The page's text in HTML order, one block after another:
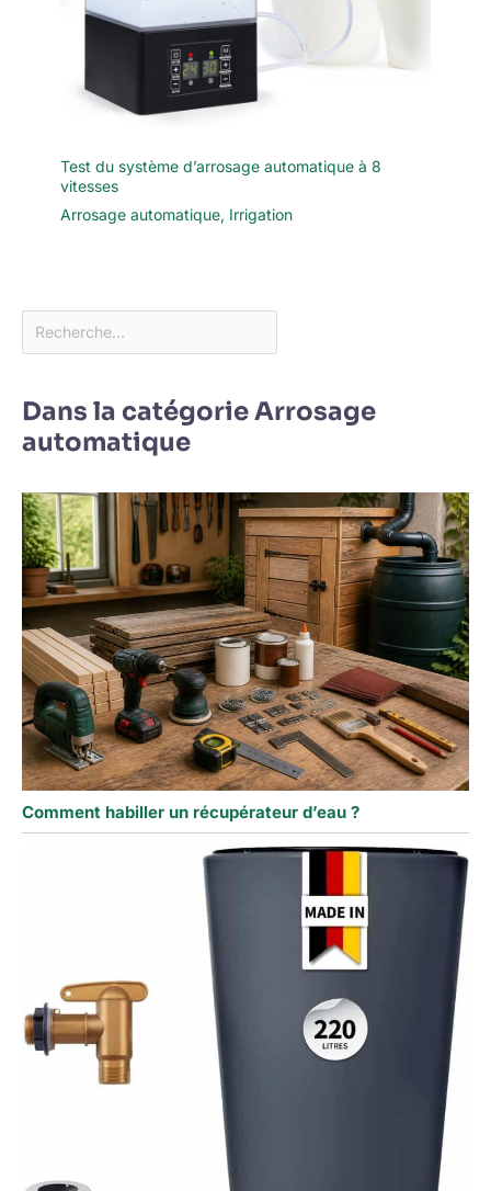
Test du système d’arrosage automatique à 8
vitesses
Arrosage automatique, Irrigation
Dans la catégorie Arrosage
automatique
Comment habiller un récupérateur d’eau ?